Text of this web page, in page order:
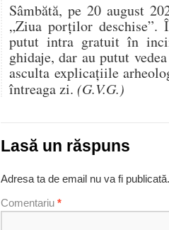
Sâmbătă, pe 20 august
„Ziua porţilor
putut intra gratuit în
ghidaje, dar au putut
asculta explicaţiile
întreaga zi. (G.V.G.)
Lasă un răspuns
Adresa ta de email nu va fi publicată.
Comentariu *